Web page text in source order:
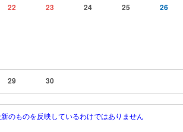
22 23 24 25 26
29 30
のものを反映しているわけではありません